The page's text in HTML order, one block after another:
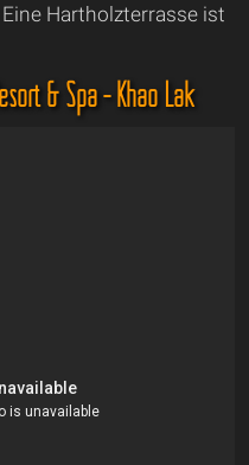
Hartholzterrasse ist
& Spa - Khao Lak